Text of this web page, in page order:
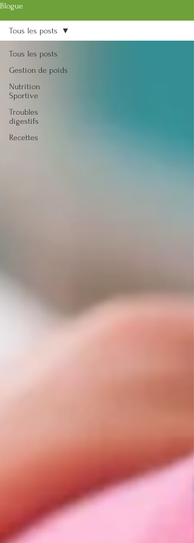
Blogue
Tous les posts
Gestion de poids
Nutrition
Sportive
Troubles
digestifs
Recettes
Tous les posts